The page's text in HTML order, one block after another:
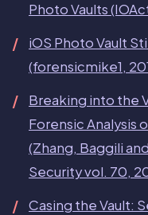
Photo Vaults
iOS Photo Vault
(forensicmike1,
Breaking into the
Forensic Analysis
(Zhang, Baggili
Security vol. 70,
Casing the Vault: